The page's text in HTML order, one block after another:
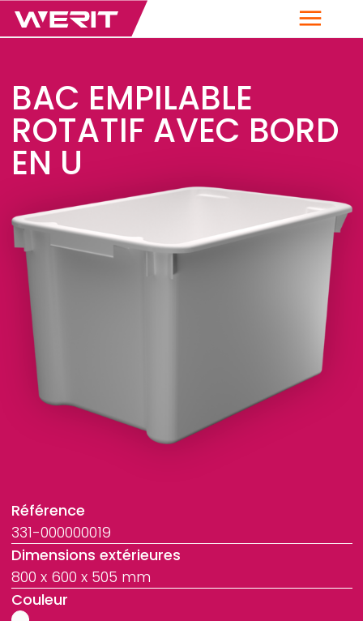
Menu
BAC EMPILABLE
ROTATIF AVEC BORD
EN U
Référence
331-000000019
Dimensions extérieures
800 x 600 x 505 mm
Couleur